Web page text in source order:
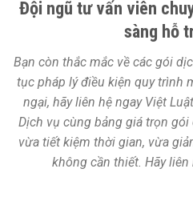
Đội ngũ tư vấn viên
sàng hỗ
Bạn còn thắc mắc về các gói
tục pháp lý điều kiện quy trình
ngại, hãy liên hệ ngay Việt
Dịch vụ cùng bảng giá trọn
vừa tiết kiệm thời gian, vừa
không cần thiết. Hãy